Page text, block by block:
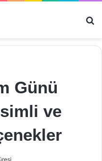
Günü
ve